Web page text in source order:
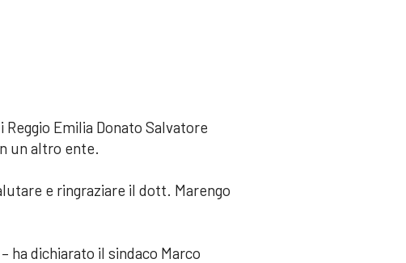
Reggio Emilia Donato Salvatore
un altro ente.
e ringraziare il dott. Marengo
ha dichiarato il sindaco Marco